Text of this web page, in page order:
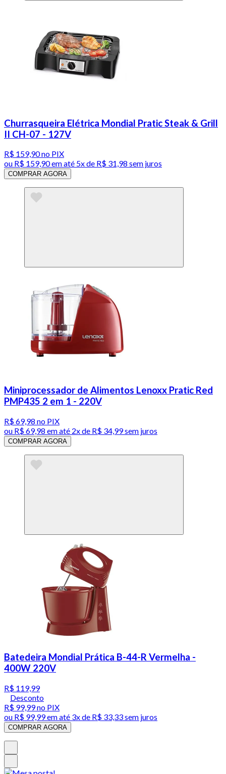
Churrasqueira Elétrica Mondial Pratic Steak & Grill
II CH-07 - 127V
R$ 159,90no PIX
ou R$ 159,90em até 5x de R$ 31,98 sem juros
COMPRAR AGORA
Miniprocessador de Alimentos Lenoxx Pratic Red
PMP435 2 em 1 - 220V
R$ 69,98 no PIX
ou R$ 69,98 em até 2x de R$ 34,99 sem juros
COMPRAR AGORA
Batedeira Mondial Prática B-44-R Vermelha -
400W 220V
R$ 119,99
Desconto
R$ 99,99no PIX
ou R$ 99,99em até 3x de R$ 33,33 sem juros
COMPRAR AGORA